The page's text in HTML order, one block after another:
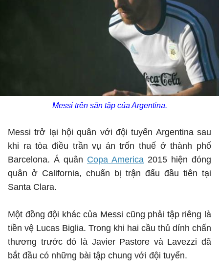
Messi trên sân tập của Argentina.
Messi trở lại hội quân với đội tuyển Argentina sau
khi ra tòa điều trần vụ án trốn thuế ở thành phố
Barcelona. Á quân Copa America 2015 hiện đóng
quân ở California, chuẩn bị trận đấu đầu tiên tại
Santa Clara.
Một đồng đội khác của Messi cũng phải tập riêng là
tiền vệ Lucas Biglia. Trong khi hai cầu thủ dính chấn
thương trước đó là Javier Pastore và Lavezzi đã
bắt đầu có những bài tập chung với đội tuyển.